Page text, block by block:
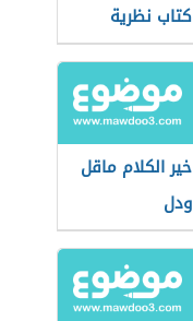
كتاب نظرية
الفستق
خير الكلام ماقل
ودل